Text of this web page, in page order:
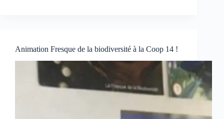
Animation Fresque de la biodiversité à la Coop 14 !